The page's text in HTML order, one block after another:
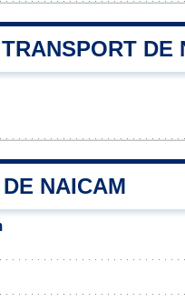
DE
NAICAM